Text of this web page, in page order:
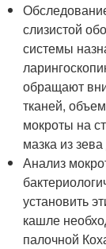
слизистой
системы
обращают
тканей,
мокроты на
мазка из
Анализ
установить
кашле
палочной